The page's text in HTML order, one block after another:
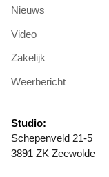
Nieuws
Video
Zakelijk
Weerbericht
Studio:
Schepenveld 21-5
3891 ZK Zeewolde